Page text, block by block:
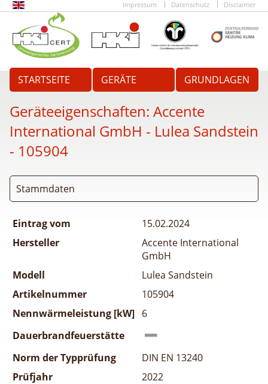
Impressum Datenschutz Disclaimer
STARTSEITE GERÄTE GRUNDLAGEN
Geräteeigenschaften: Accente
International GmbH - Lulea Sandstein
- 105904
Stammdaten
Eintrag vom
15.02.2024
Hersteller
Accente International
GmbH
Modell
Lulea Sandstein
Artikelnummer
105904
Nennwärmeleistung [kW] 6
Dauerbrandfeuerstätte
Norm der Typprüfung
DIN EN 13240
Prüfjahr
2022